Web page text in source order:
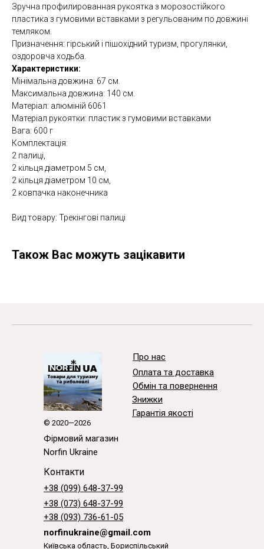
Зручна профилированная рукоятка з морозостійкого
пластика з гумовими вставками з регульованим по довжині
темляком.
Призначення: гірський і пішохідний туризм, прогулянки,
оздоровча ходьба.
Характеристики:
Мінімальна довжина: 67 см.
Максимальна довжина: 140 см.
Матеріал: алюміній 6061
Матеріал рукоятки: пластик з гумовими вставками
Вага: 600 г
Комплектація:
2 палиці,
2 кільця діаметром 5 см,
2 кільця діаметром 10 см,
2 ковпачка наконечника
Вид товару: Трекінгові палиці
Також Вас можуть зацікавити
© 2020—2026
Фірмовий магазин
Norfin Ukraine
Про нас
Оплата та доставка
Обмін та повернення
Знижки
Гарантія якості
Контакти
Київська область, Бориспільський
+38 (099) 648-37-99
norfinukraine@gmail.com
+38 (073) 648-37-99
+38 (093) 736-61-05